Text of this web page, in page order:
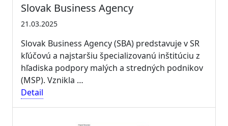
Slovak Business Agency
21.03.2025
Slovak Business Agency (SBA) predstavuje v SR
kľúčovú a najstaršiu špecializovanú inštitúciu z
hľadiska podpory malých a stredných podnikov
(MSP). Vznikla …
Detail